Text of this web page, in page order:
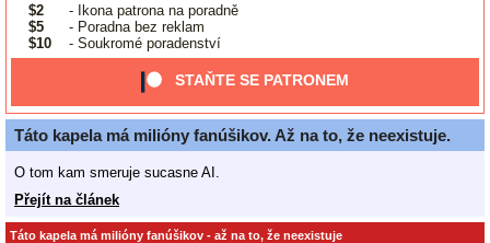
$2
- Ikona patrona na poradně
$5
- Poradna bez reklam
$10
- Soukromé poradenství
STAŇTE SE PATRONEM
Táto kapela má milióny fanúšikov. Až na to, že neexistuje.
O tom kam smeruje sucasne AI.
Přejít na článek
Táto kapela má milióny fanúšikov - až na to, že neexistuje